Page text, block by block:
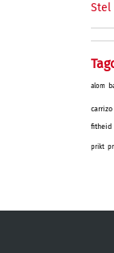
Stel
alom
carrizo
fitheid
prikt